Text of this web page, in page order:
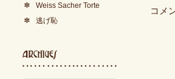
コメ
Weiss Sacher Torte
逃げ恥